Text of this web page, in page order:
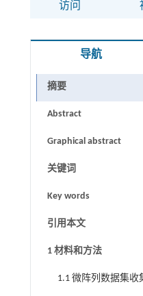
访问
导航
摘要
Abstract
Graphical abstract
关键词
Key words
引用本文
1 材料和方法
1.1 微阵列数据集收